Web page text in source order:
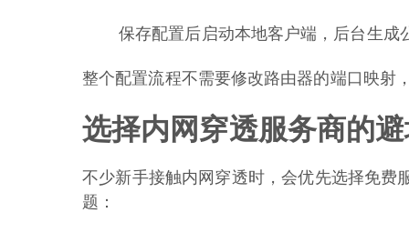
保存配置后启动本地客户端，后台生
整个配置流程不需要修改路由器的端口映射
选择内网穿透服务商的
不少新手接触内网穿透时，会优先选择免费
题：